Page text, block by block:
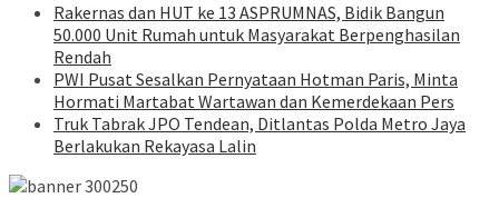
Rakernas dan HUT ke 13 ASPRUMNAS, Bidik Bangun
50.000 Unit Rumah untuk Masyarakat Berpenghasilan
Rendah
PWI Pusat Sesalkan Pernyataan Hotman Paris, Minta
Hormati Martabat Wartawan dan Kemerdekaan Pers
Truk Tabrak JPO Tendean, Ditlantas Polda Metro Jaya
Berlakukan Rekayasa Lalin